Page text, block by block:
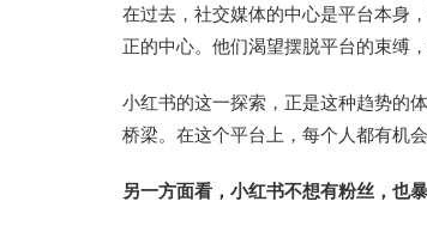
在过去，社交媒体的中心是平台本身
正的中心。他们渴望摆脱平台的束缚
小红书的这一探索，正是这种趋势的
桥梁。在这个平台上，每个人都有机
另一方面看，小红书不想有粉丝，也